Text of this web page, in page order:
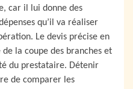
car il lui donne des
qu’il va réaliser
Le devis précise en
la coupe des branches et
du prestataire. Détenir
de comparer les